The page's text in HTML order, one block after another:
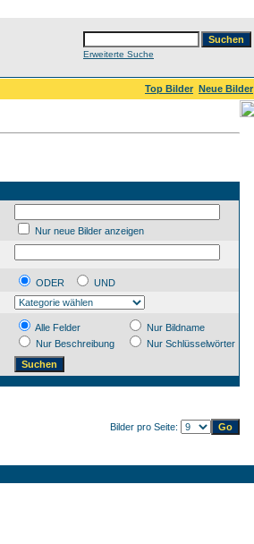
Erweiterte Suche
Top Bilder Neue Bilder
Nur neue Bilder anzeigen
ODER
UND
Alle Felder
Nur Bildname
Nur Beschreibung
Nur Schlüsselwörter
Bilder pro Seite: